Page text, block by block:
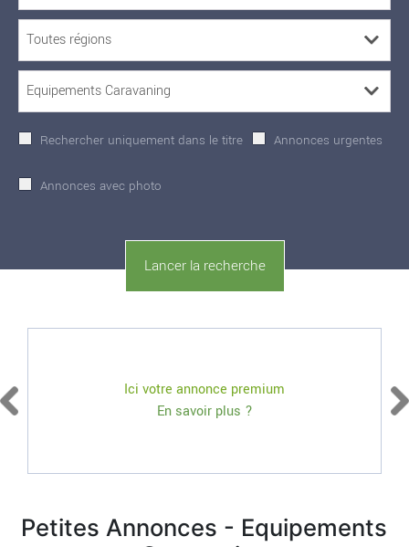
Rechercher uniquement dans le titre Annonces urgentes
Annonces avec photo
Ici votre annonce premium
En savoir plus ?
Petites Annonces - Equipements